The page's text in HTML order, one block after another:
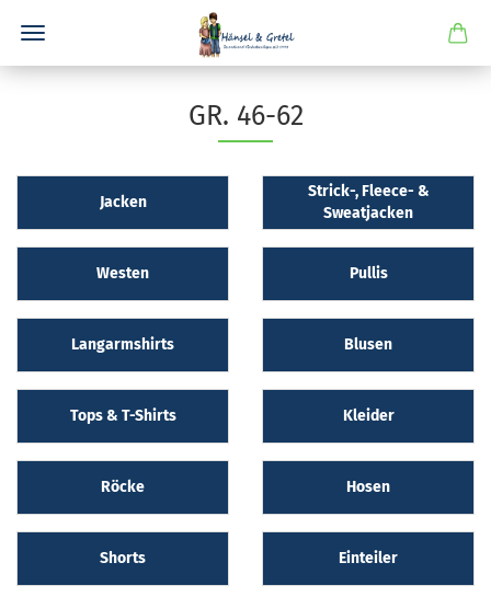
GR. 46-62
Jacken
Strick-, Fleece- &
Sweatjacken
Westen Pullis
Langarmshirts Blusen
Tops & T-Shirts Kleider
Röcke Hosen
Shorts Einteiler